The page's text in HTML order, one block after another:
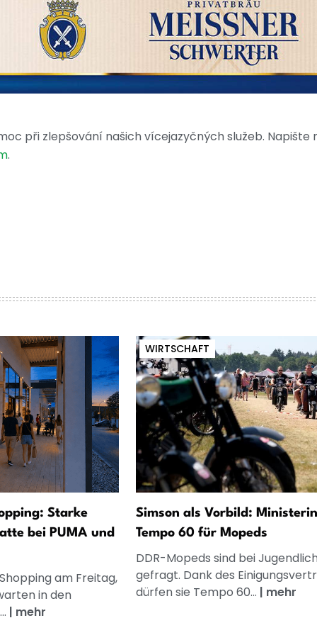
při zlepšování našich vícejazyčných služeb. Napište
.
Starke
bei PUMA und
am Freitag,
in den
| mehr
WIRTSCHAFT
Simson als Vorbild:
Tempo 60 für Mopeds
DDR-Mopeds sind bei
gefragt. Dank des
dürfen sie Tempo 60... | mehr